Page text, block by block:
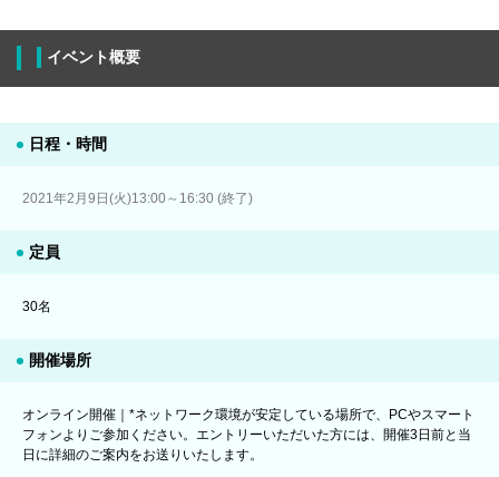
イベント概要
日程・時間
2021年2月9日(火)13:00～16:30 (終了)
定員
30名
開催場所
オンライン開催｜*ネットワーク環境が安定している場所で、PCやスマート
フォンよりご参加ください。エントリーいただいた方には、開催3日前と当
日に詳細のご案内をお送りいたします。